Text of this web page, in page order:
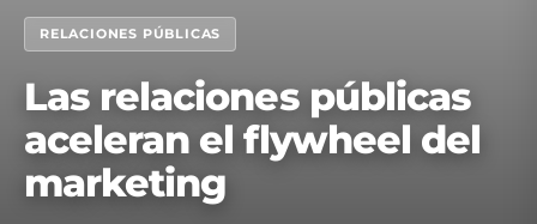
RELACIONES PÚBLICAS
Las relaciones públicas
aceleran el flywheel del
marketing